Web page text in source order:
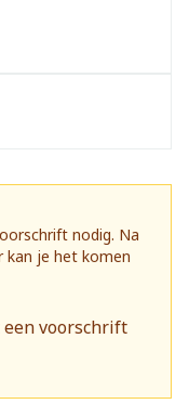
nodig. Na
kan je het komen
voorschrift